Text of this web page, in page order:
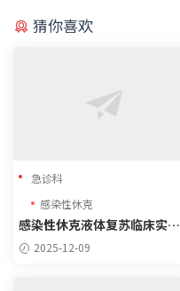
猜你喜欢
急诊科
感染性休克
感染性休克液体复苏临床实践
指南（2024-2025）
2025-12-09